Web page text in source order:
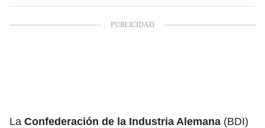
La Confederación de la Industria Alemana (BDI)